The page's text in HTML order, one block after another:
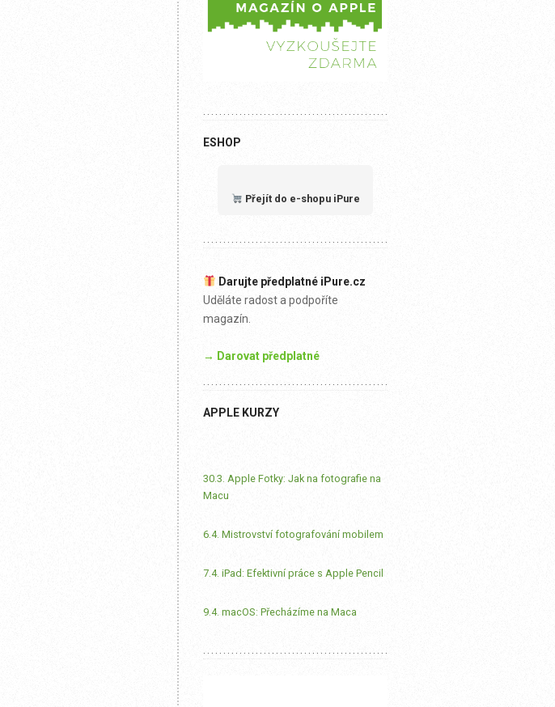
ESHOP
Přejít do e-shopu iPure
Darujte předplatné iPure.cz
Uděláte radost a podpoříte
magazín.
→ Darovat předplatné
APPLE KURZY
30.3. Apple Fotky: Jak na fotografie na
Macu
6.4. Mistrovství fotografování mobilem
7.4. iPad: Efektivní práce s Apple Pencil
9.4. macOS: Přecházíme na Maca